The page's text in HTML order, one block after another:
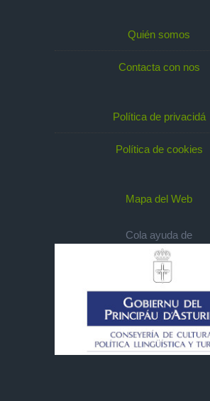
Quién somos
Contacta con nos
Política de privacidá
Política de cookies
Mapa del Web
Cola ayuda de